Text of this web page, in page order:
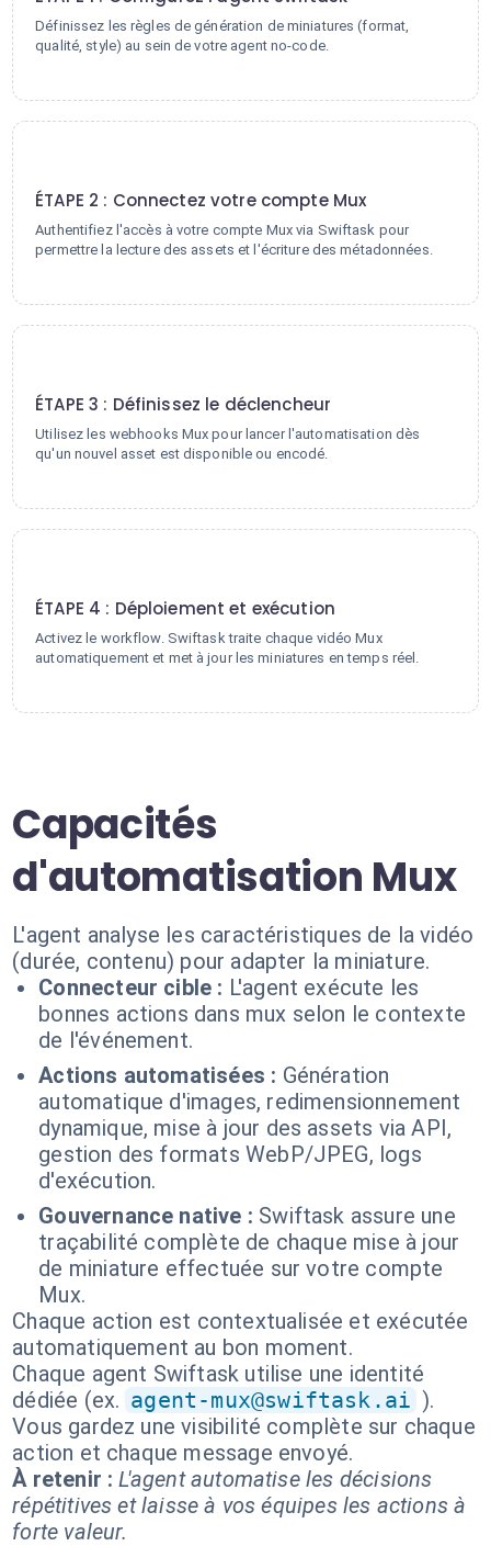
Définissez les règles de génération de miniatures (format,
qualité, style) au sein de votre agent no-code.
ÉTAPE 2 : Connectez votre compte Mux
Authentifiez l'accès à votre compte Mux via Swiftask pour
permettre la lecture des assets et l'écriture des métadonnées.
ÉTAPE 3 : Définissez le déclencheur
Utilisez les webhooks Mux pour lancer l'automatisation dès
qu'un nouvel asset est disponible ou encodé.
ÉTAPE 4 : Déploiement et exécution
Activez le workflow. Swiftask traite chaque vidéo Mux
automatiquement et met à jour les miniatures en temps réel.
Capacités
d'automatisation Mux
L'agent analyse les caractéristiques de la vidéo
(durée, contenu) pour adapter la miniature.
Connecteur cible : L'agent exécute les
bonnes actions dans mux selon le contexte
de l'événement.
Actions automatisées : Génération
automatique d'images, redimensionnement
dynamique, mise à jour des assets via API,
gestion des formats WebP/JPEG, logs
d'exécution.
Gouvernance native : Swiftask assure une
traçabilité complète de chaque mise à jour
de miniature effectuée sur votre compte
Mux.
Chaque action est contextualisée et exécutée
automatiquement au bon moment.
Chaque agent Swiftask utilise une identité
dédiée (ex. agent-mux@swiftask.ai ).
Vous gardez une visibilité complète sur chaque
action et chaque message envoyé.
À retenir : L'agent automatise les décisions
répétitives et laisse à vos équipes les actions à
forte valeur.